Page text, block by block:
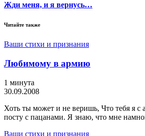
Жди меня, и я вернусь…
Читайте также
Ваши стихи и признания
Любимому в армию
1 минута
30.09.2008
Хоть ты может и не веришь, Что тебя я с
посту с пацанами. Я знаю, что мне
Ваши стихи и признания